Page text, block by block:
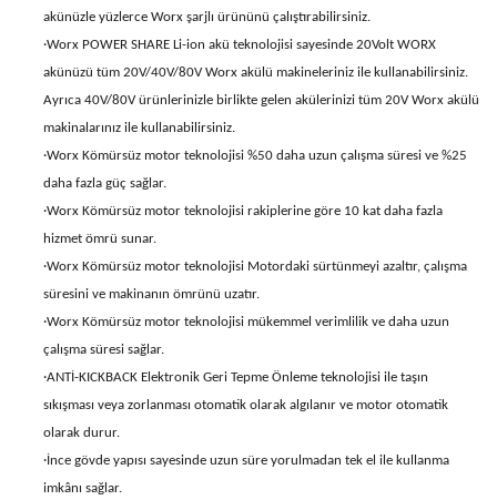
akünüzle yüzlerce Worx şarjlı ürününü çalıştırabilirsiniz.
·Worx POWER SHARE Li-ion akü teknolojisi sayesinde 20Volt WORX
akünüzü tüm 20V/40V/80V Worx akülü makineleriniz ile kullanabilirsiniz.
Ayrıca 40V/80V ürünlerinizle birlikte gelen akülerinizi tüm 20V Worx akülü
makinalarınız ile kullanabilirsiniz.
·Worx Kömürsüz motor teknolojisi %50 daha uzun çalışma süresi ve %25
daha fazla güç sağlar.
·Worx Kömürsüz motor teknolojisi rakiplerine göre 10 kat daha fazla
hizmet ömrü sunar.
·Worx Kömürsüz motor teknolojisi Motordaki sürtünmeyi azaltır, çalışma
süresini ve makinanın ömrünü uzatır.
·Worx Kömürsüz motor teknolojisi mükemmel verimlilik ve daha uzun
çalışma süresi sağlar.
·ANTİ-KICKBACK Elektronik Geri Tepme Önleme teknolojisi ile taşın
sıkışması veya zorlanması otomatik olarak algılanır ve motor otomatik
olarak durur.
·İnce gövde yapısı sayesinde uzun süre yorulmadan tek el ile kullanma
imkânı sağlar.